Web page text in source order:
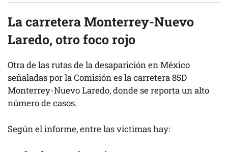
La carretera Monterrey-Nuevo
Laredo, otro foco rojo
Otra de las rutas de la desaparición en México
señaladas por la Comisión es la carretera 85D
Monterrey-Nuevo Laredo, donde se reporta un alto
número de casos.
Según el informe, entre las víctimas hay: